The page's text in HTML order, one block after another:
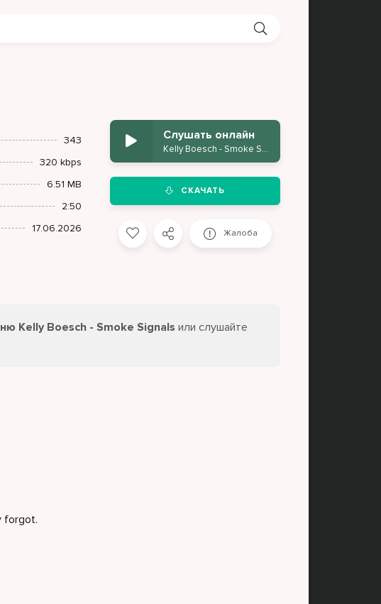
343
320 kbps
6.51 MB
2:50
17.06.2026
Слушать онлайн
Kelly Boesch - Smoke Signals
СКАЧАТЬ
Жалоба
Kelly Boesch - Smoke Signals или слушайте
forgot.